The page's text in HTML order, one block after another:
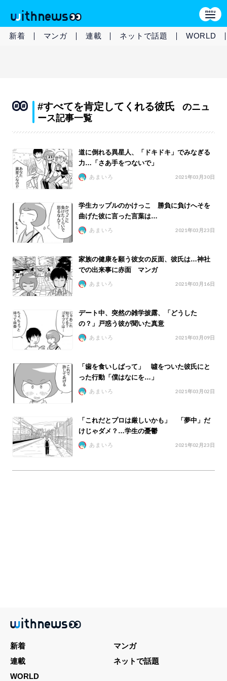
新着 マンガ 連載 ネットで話題 WORLD
#すべてを肯定してくれる彼氏
のニュ
ース記事一覧
道に倒れる異星人、「ドキドキ」でみなぎる
力…「さあ手をつないで」
あまいろ 2021年03月30日
学生カップルのかけっこ 勝負に負けへそを
曲げた彼に言った言葉は…
あまいろ 2021年03月23日
家族の健康を願う彼女の反面、彼氏は…神社
での出来事に赤面 マンガ
あまいろ 2021年03月16日
デート中、突然の雑学披露、「どうした
の？」戸惑う彼が聞いた真意
あまいろ 2021年03月09日
「歯を食いしばって」 噓をついた彼氏にと
った行動「僕はなにを…」
あまいろ 2021年03月02日
「これだとプロは厳しいかも」 「夢中」だ
けじゃダメ？…学生の憂鬱
あまいろ 2021年02月23日
新着
マンガ
連載
ネットで話題
WORLD